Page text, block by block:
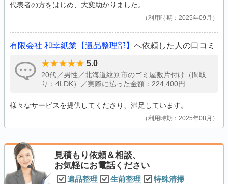
代表者の方をはじめ、大変助かりました。
利用時期：2025年09月
有限会社 和幸紙業【遺品整理部】 へ依頼した人の口コミ
5.0
20代／男性／北海道紋別市のゴミ屋敷片付け（間取
り：4LDK）／実際に払った金額：224,400円
様々なサービスを提供してくださり、満足しています。
利用時期：2025年08月
見積もり依頼＆相談、
お気軽にお電話ください
遺品整理 生前整理
特殊清掃